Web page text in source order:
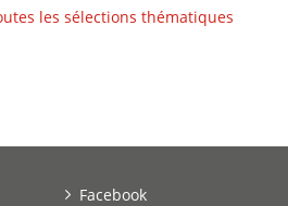
les sélections thématiques
Facebook